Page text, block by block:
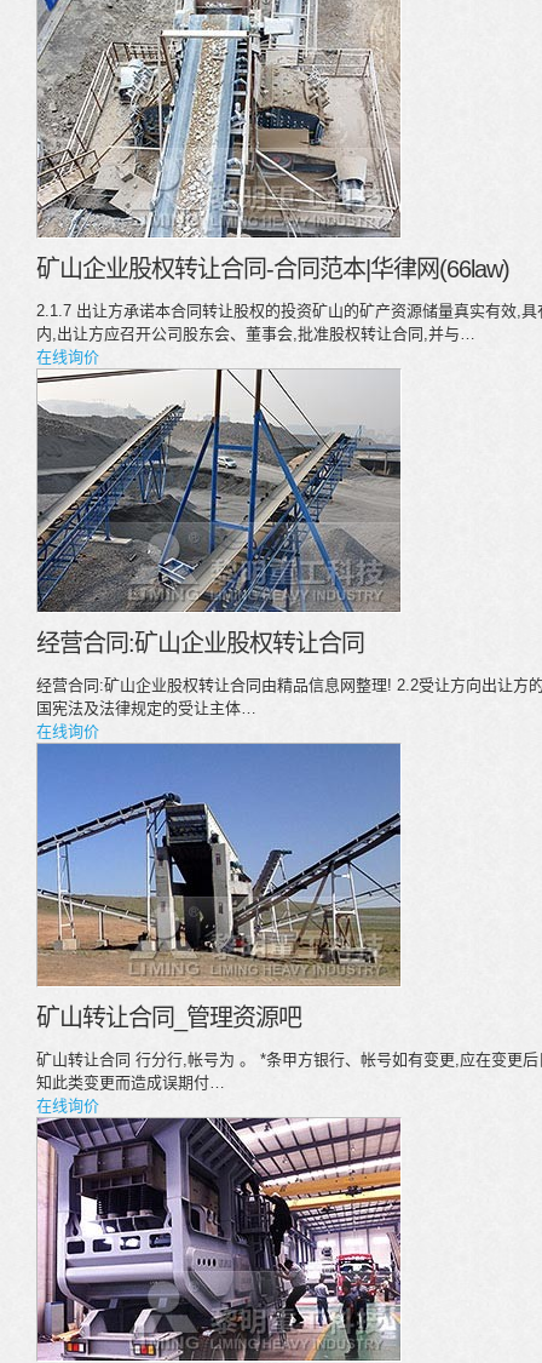
矿山企业股权转让合同-合同范本|华律网(66law)
2.1.7 出让方承诺本合同转让股权的投资矿山的矿产资源储量真实有效,
内,出让方应召开公司股东会、董事会,批准股权转让合同,并与…
在线询价
经营合同:矿山企业股权转让合同
经营合同:矿山企业股权转让合同由精品信息网整理! 2.2受让方向出让方
国宪法及法律规定的受让主体…
在线询价
矿山转让合同_管理资源吧
矿山转让合同 行分行,帐号为 。 *条甲方银行、帐号如有变更,应在变更
知此类变更而造成误期付…
在线询价